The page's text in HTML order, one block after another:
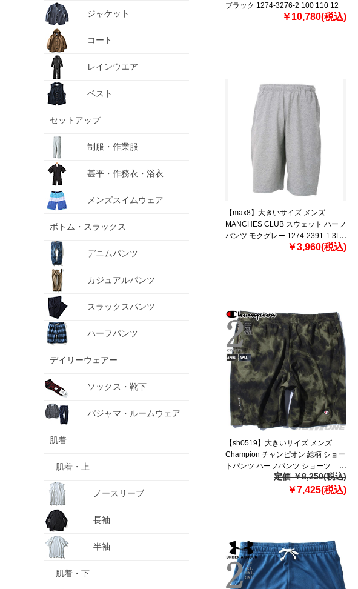
ジャケット
コート
レインウエア
ベスト
セットアップ
制服・作業服
甚平・作務衣・浴衣
メンズスイムウェア
ボトム・スラックス
デニムパンツ
カジュアルパンツ
スラックスパンツ
ハーフパンツ
デイリーウェアー
ソックス・靴下
パジャマ・ルームウェア
肌着
肌着・上
ノースリーブ
長袖
半袖
肌着・下
ブラック 1274-3276-2 100 110 120
￥10,780(税込)
【max8】大きいサイズ メンズ
MANCHES CLUB スウェット ハーフ
パンツ モクグレー 1274-2391-1 3L
￥3,960(税込)
【sh0519】大きいサイズ メンズ
Champion チャンピオン 総柄 ショー
トパンツ ハーフパンツ ショーツ
USA直輸入 85707p定価 ￥8,250(税込)
￥7,425(税込)